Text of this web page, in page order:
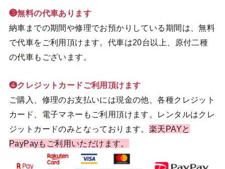
❸無料の代車あります
納車までの期間や修理でお預かりしている期間は、無料
で代車をご利用頂けます。代車は20台以上、原付二種
の代車もございます。
❹クレジットカードご利用頂けます
ご購入、修理のお支払いには現金の他、各種クレジット
カード、電子マネーもご利用頂けます。レンタルはクレ
ジットカードのみとなっております。 楽天PAYと
PayPayもご利用いただけます。